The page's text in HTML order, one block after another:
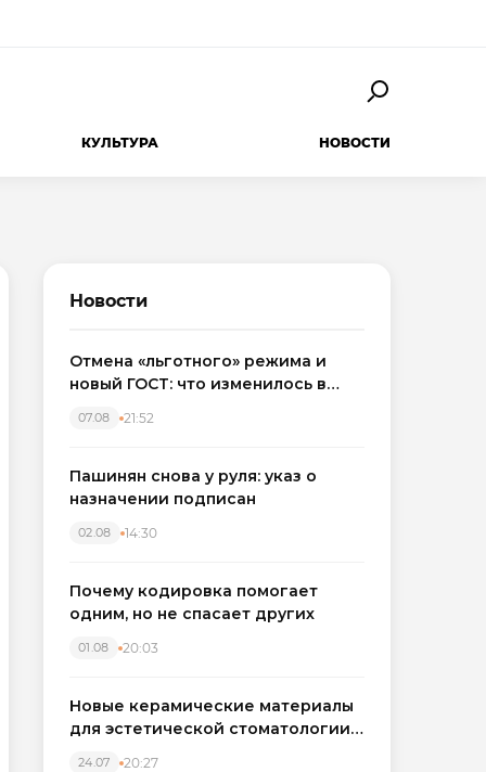
КУЛЬТУРА НОВОСТИ
Новости
Отмена «льготного» режима и
новый ГОСТ: что изменилось в
07.08 21:52
Пашинян снова у руля: указ о
назначении подписан
02.08 14:30
Почему кодировка помогает
одним, но не спасает других
01.08 20:03
Новые керамические материалы
для эстетической стоматологии
24.07 20:27